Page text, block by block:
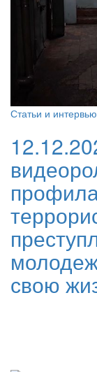
Статьи и интервью
свою